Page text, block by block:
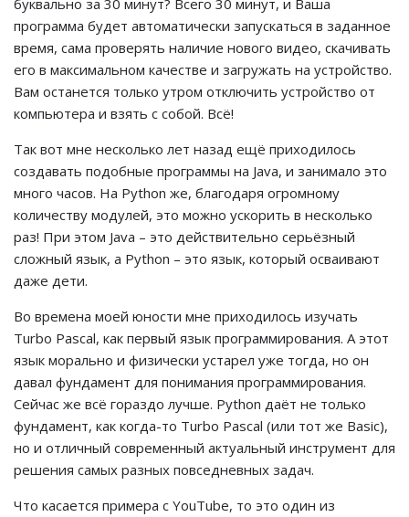
буквально за 30 минут? Всего 30 минут, и Ваша
программа будет автоматически запускаться в заданное
время, сама проверять наличие нового видео, скачивать
его в максимальном качестве и загружать на устройство.
Вам останется только утром отключить устройство от
компьютера и взять с собой. Всё!
Так вот мне несколько лет назад ещё приходилось
создавать подобные программы на Java, и занимало это
много часов. На Python же, благодаря огромному
количеству модулей, это можно ускорить в несколько
раз! При этом Java – это действительно серьёзный
сложный язык, а Python – это язык, который осваивают
даже дети.
Во времена моей юности мне приходилось изучать
Turbo Pascal, как первый язык программирования. А этот
язык морально и физически устарел уже тогда, но он
давал фундамент для понимания программирования.
Сейчас же всё гораздо лучше. Python даёт не только
фундамент, как когда-то Turbo Pascal (или тот же Basic),
но и отличный современный актуальный инструмент для
решения самых разных повседневных задач.
Что касается примера с YouTube, то это один из